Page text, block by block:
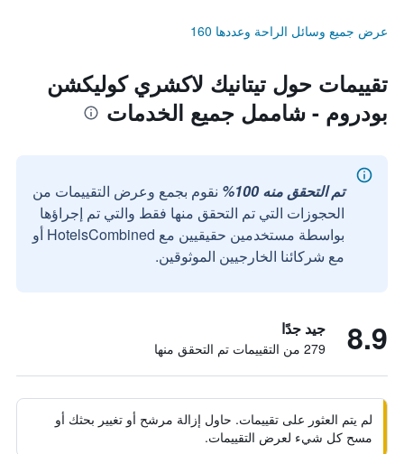
عرض جميع وسائل الراحة وعددها 160
تقييمات حول تيتانيك لاكشري كوليكشن
بودروم - شاممل جميع الخدمات
تم التحقق منه 100%
نقوم بجمع وعرض التقييمات من
الحجوزات التي تم التحقق منها فقط والتي تم إجراؤها
بواسطة مستخدمين حقيقيين مع HotelsCombined أو
مع شركائنا الخارجيين الموثوقين.
8.9 جيد جدًا
279 من التقييمات تم التحقق منها
لم يتم العثور على تقييمات. حاول إزالة مرشح أو تغيير بحثك أو
مسح كل شيء لعرض التقييمات.